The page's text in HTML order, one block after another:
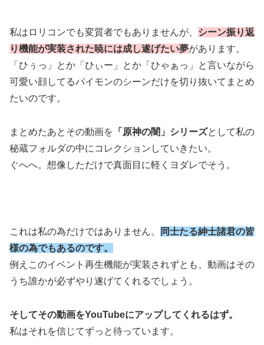
私はロリコンでも変質者でもありませんが、 シーン振り返
り機能が実装された暁には成し遂げたい夢があります。
「ひぅっ」とか「ひぃー」とか「ひゃぁっ」と言いながら
可愛い顔してるパイモンのシーンだけを切り抜いてまとめ
たいのです。
まとめたあとその動画を 「原神の闇」シリーズとして私の
秘蔵フォルダの中にコレクションしていきたい。
ぐへへ。想像しただけで真面目に軽くヨダレでそう。
これは私の為だけではありません。
同士たる紳士諸君の皆
様の為でもあるのです。
例えこのイベント再生機能が実装されずとも、動画はその
うち誰かが必ずやり遂げてくれるでしょう。
そしてその動画をYouTubeにアップしてくれるはず。
私はそれを信じてずっと待っています。